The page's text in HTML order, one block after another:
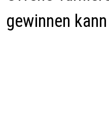
gewinnen kann